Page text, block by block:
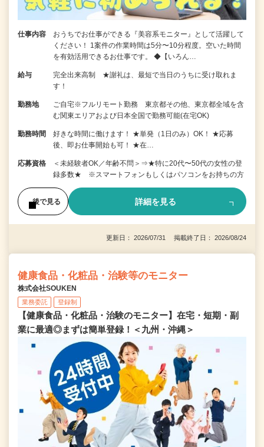
仕事内容
おうちでお仕事ができる『美容系モニター』として活躍して
ください！ 1案件の作業時間は5分〜10分程度。空いた時間
を有効活用できるお仕事です。 ◆【いろん…
給与
完全出来高制 ★謝礼は、最短で当日のうちに受け取れま
す！
勤務地
ご自宅※フルリモート勤務 東京都その他、東京都全域を含
む関東エリアおよび日本全国で勤務可能(在宅OK)
勤務時間
好きな時間に働けます！ ★単発（1日のみ）OK！ ★応募
後、即お仕事開始も可！ ★在…
応募資格
＜未経験者OK／年齢不問＞⇒★特に20代〜50代の女性の登
録多数★ ※スマートフォンもしくはパソコンをお持ちの方
後で見る 詳細を見る
更新日： 2026/07/31 掲載終了日： 2026/08/24
健康食品・化粧品・治験等のモニター
株式会社SOUKEN
業務委託 登録制
【健康食品・化粧品・治験のモニター】在宅・短期・副
業に最適◎まずは簡単登録！＜九州・沖縄＞